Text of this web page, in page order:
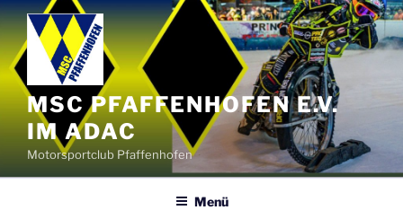
Zum
Inhalt
springen
MSC PFAFFENHOFEN E.V.
IM ADAC
Motorsportclub Pfaffenhofen
Menü